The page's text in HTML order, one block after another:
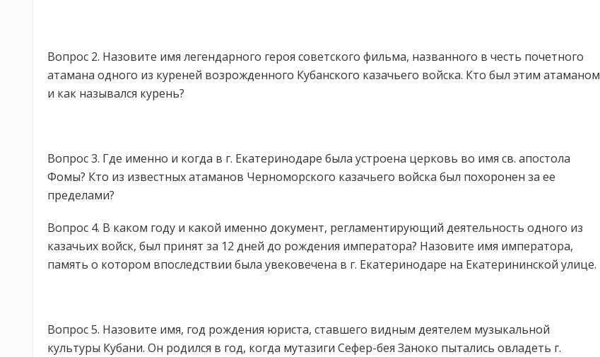
Вопрос 2. Назовите имя легендарного героя советского фильма, названного в честь почетного
атамана одного из куреней возрожденного Кубанского казачьего войска. Кто был этим атаманом
и как назывался курень?
Вопрос 3. Где именно и когда в г. Екатеринодаре была устроена церковь во имя св. апостола
Фомы? Кто из известных атаманов Черноморского казачьего войска был похоронен за ее
пределами?
Вопрос 4. В каком году и какой именно документ, регламентирующий деятельность одного из
казачьих войск, был принят за 12 дней до рождения императора? Назовите имя императора,
память о котором впоследствии была увековечена в г. Екатеринодаре на Екатерининской улице.
Вопрос 5. Назовите имя, год рождения юриста, ставшего видным деятелем музыкальной
культуры Кубани. Он родился в год, когда мутазиги Сефер-бея Заноко пытались овладеть г.